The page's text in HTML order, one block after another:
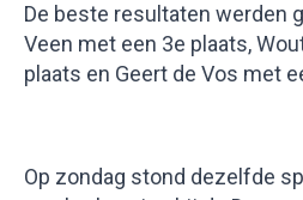
De beste resultaten werden
Veen met een 3e plaats,
plaats en Geert de Vos met
Op zondag stond dezelfde